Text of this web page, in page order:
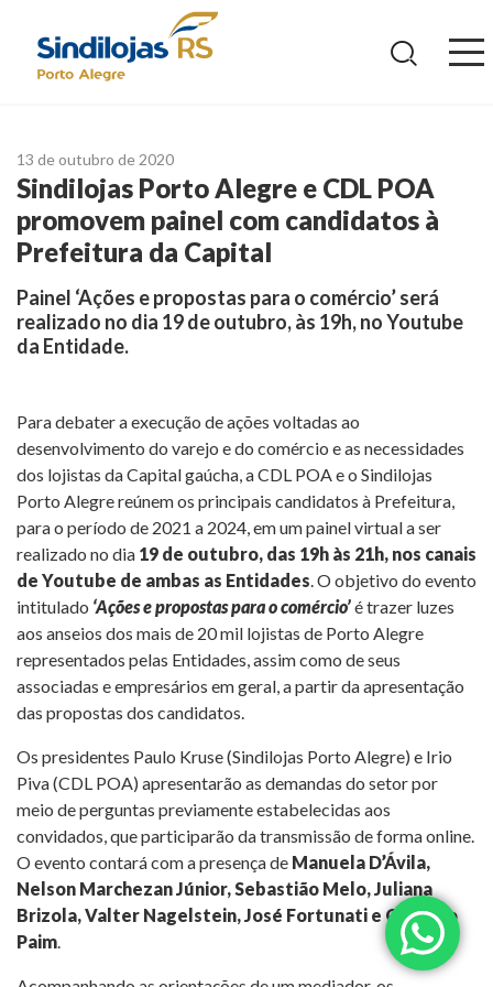
13 de outubro de 2020
Sindilojas Porto Alegre e CDL POA
promovem painel com candidatos à
Prefeitura da Capital
Painel ‘Ações e propostas para o comércio’ será
realizado no dia 19 de outubro, às 19h, no Youtube
da Entidade.
Para debater a execução de ações voltadas ao
desenvolvimento do varejo e do comércio e as necessidades
dos lojistas da Capital gaúcha, a CDL POA e o Sindilojas
Porto Alegre reúnem os principais candidatos à Prefeitura,
para o período de 2021 a 2024, em um painel virtual a ser
realizado no dia 19 de outubro, das 19h às 21h, nos canais
de Youtube de ambas as Entidades. O objetivo do evento
intitulado ‘Ações e propostas para o comércio’é trazer luzes
aos anseios dos mais de 20 mil lojistas de Porto Alegre
representados pelas Entidades, assim como de seus
associadas e empresários em geral, a partir da apresentação
das propostas dos candidatos.
Os presidentes Paulo Kruse (Sindilojas Porto Alegre) e Irio
Piva (CDL POA) apresentarão as demandas do setor por
meio de perguntas previamente estabelecidas aos
convidados, que participarão da transmissão de forma online.
O evento contará com a presença de Manuela D’Ávila,
Nelson Marchezan Júnior, Sebastião Melo, Juliana
Brizola, Valter Nagelstein, José Fortunati e Gustavo
Paim.